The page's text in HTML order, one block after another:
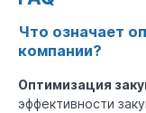
Что означает
компании?
Оптимизация
эффективности